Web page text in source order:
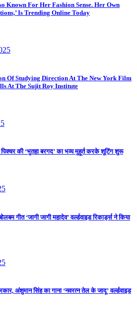
Known For Her Fashion Sense. Her Own
Is Trending Online Today
Of Studying Direction At The New York Film
At The Sujit Roy Institute
की ‘भुतहा बरगद’ का भव्य मुहूर्त करके शूटिंग शुरू
गीत ‘जागी जागी महादेव’ वर्ल्डवाइड रिकार्ड्स ने किया
अंशुमान सिंह का गाना ‘नवरत्न तेल के जादू’ वर्ल्डवाइड